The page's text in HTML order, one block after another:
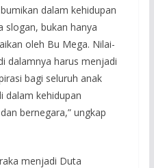
dalam kehidupan
slogan, bukan hanya
oleh Bu Mega. Nilai-
dalamnya harus menjadi
bagi seluruh anak
dalam kehidupan
bernegara,” ungkap
menjadi Duta